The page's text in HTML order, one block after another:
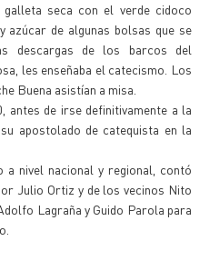
seca con el verde cidoco
azúcar de algunas bolsas que se
descargas de los barcos del
les enseñaba el catecismo. Los
Buena asistían a misa.
antes de irse definitivamente a la
apostolado de catequista en la
a nivel nacional y regional, contó
Julio Ortiz y de los vecinos Nito
Lagraña y Guido Parola para